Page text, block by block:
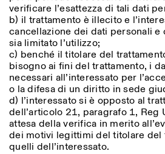
verificare l’esattezza di tali dati
b) il trattamento è illecito e
cancellazione dei dati personali e
sia limitato l’utilizzo;
c) benché il titolare del
bisogno ai fini del trattamento, i
necessari all’interessato per
o la difesa di un diritto in sede
d) l’interessato si è opposto al
dell’articolo 21, paragrafo 1,
attesa della verifica in merito
dei motivi legittimi del titolare del
quelli dell’interessato.